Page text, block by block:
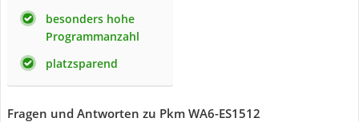
besonders hohe
Programmanzahl
platzsparend
Fragen und Antworten zu Pkm WA6-ES1512